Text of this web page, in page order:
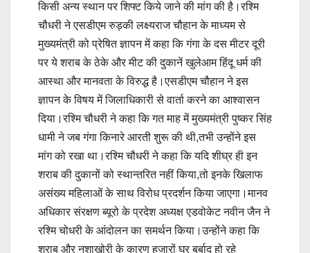
किसी अन्य स्थान पर शिफ्ट किये जाने की मांग की है।रश्मि
चौधरी ने एसडीएम रुड़की लक्ष्यराज चौहान के माध्यम से
मुख्यमंत्री को प्रेषित ज्ञापन में कहा कि गंगा के दस मीटर दूरी
पर ये शराब के ठेके और मीट की दुकानें खुलेआम हिंदू धर्म की
आस्था और मानवता के विरुद्ध है।एसडीएम चौहान ने इस
ज्ञापन के विषय में जिलाधिकारी से वार्ता करने का आश्वासन
दिया।रश्मि चौधरी ने कहा कि गत माह में मुख्यमंत्री पुष्कर सिंह
धामी ने जब गंगा किनारे आरती शुरू की थी,तभी उन्होंने इस
मांग को रखा था।रश्मि चौधरी ने कहा कि यदि शीघ्र ही इन
शराब की दुकानों को स्थान्तरित नहीं किया,तो इनके खिलाफ
असंख्य महिलाओं के साथ विरोध प्रदर्शन किया जाएगा।मानव
अधिकार संरक्षण ब्यूरो के प्रदेश अध्यक्ष एडवोकेट नवीन जैन ने
रश्मि चोधरी के आंदोलन का समर्थन किया।उन्होंने कहा कि
शराब और नशाखोरी के कारण हजारों घर बर्बाद हो रहे